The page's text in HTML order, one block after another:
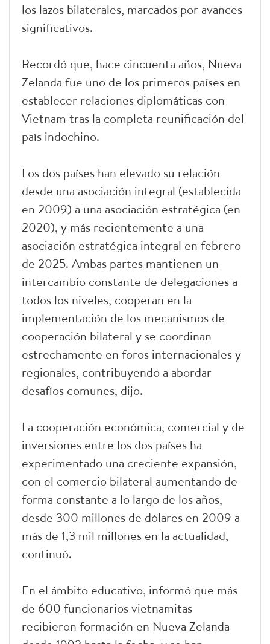
los lazos bilaterales, marcados por avances
significativos.
Recordó que, hace cincuenta años, Nueva
Zelanda fue uno de los primeros países en
establecer relaciones diplomáticas con
Vietnam tras la completa reunificación del
país indochino.
Los dos países han elevado su relación
desde una asociación integral (establecida
en 2009) a una asociación estratégica (en
2020), y más recientemente a una
asociación estratégica integral en febrero
de 2025. Ambas partes mantienen un
intercambio constante de delegaciones a
todos los niveles, cooperan en la
implementación de los mecanismos de
cooperación bilateral y se coordinan
estrechamente en foros internacionales y
regionales, contribuyendo a abordar
desafíos comunes, dijo.
La cooperación económica, comercial y de
inversiones entre los dos países ha
experimentado una creciente expansión,
con el comercio bilateral aumentando de
forma constante a lo largo de los años,
desde 300 millones de dólares en 2009 a
más de 1,3 mil millones en la actualidad,
continuó.
En el ámbito educativo, informó que más
de 600 funcionarios vietnamitas
recibieron formación en Nueva Zelanda